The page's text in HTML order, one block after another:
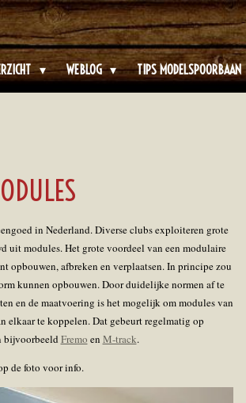
WEBLOG TIPS MODELSPOORBAAN
in Nederland. Diverse clubs exploiteren grote
uit modules. Het grote voordeel van een modulaire
opbouwen, afbreken en verplaatsen. In principe zou
kunnen opbouwen. Door duidelijke normen af te
en de maatvoering is het mogelijk om modules van
elkaar te koppelen. Dat gebeurt regelmatig op
bijvoorbeeldFremo en M-track.
de foto voor info.